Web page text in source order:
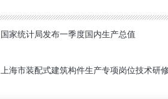
国家统计局发布一季度国内生产总值
上海市装配式建筑构件生产专项岗位技术